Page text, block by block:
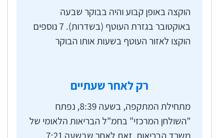
הוקצה באופן קבוע והיה בבוקר שבעה
באוקטובר בגזרת העוטף (בשדרות). 7 נוספים
הוקצו לאזור העוטף בשעות אותו הבוקר
רק לאחר שעתיים
מתחילת המתקפה, בשעה 8:39, נפתח
"השולחן המרכזי" בחמ"ל הבריאות הלאומי של